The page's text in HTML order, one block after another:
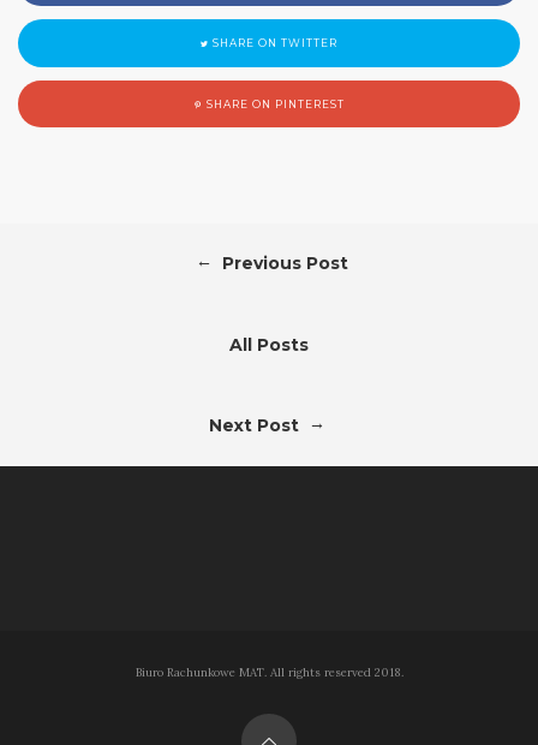
SHARE ON TWITTER
SHARE ON PINTEREST
← Previous Post
All Posts
Next Post →
Biuro Rachunkowe MAT. All rights reserved 2018.